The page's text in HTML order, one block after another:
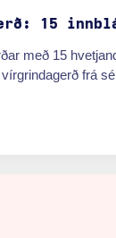
15
með 15
frá